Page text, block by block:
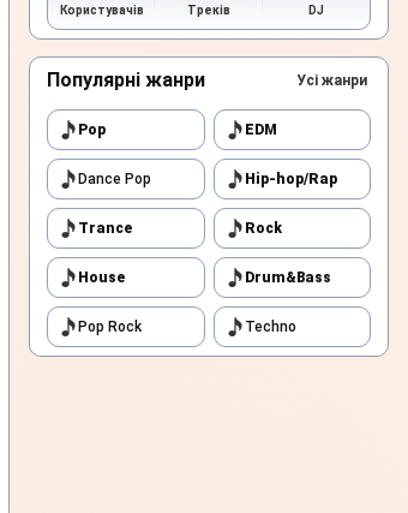
Користувачів Треків DJ
Популярні жанри Усі жанри
Pop EDM
Dance Pop Hip-hop/Rap
Trance Rock
House Drum&Bass
Pop Rock Techno